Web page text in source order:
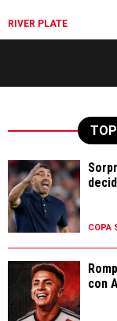
RIVER PLATE
COPA
con